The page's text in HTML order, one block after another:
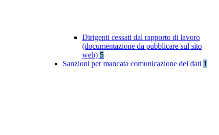
Dirigenti cessati dal rapporto di lavoro
(documentazione da pubblicare sul sito
web) 5
Sanzioni per mancata comunicazione dei dati 1